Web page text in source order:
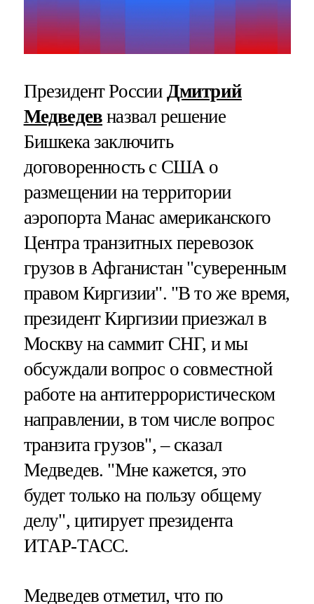
Президент России Дмитрий
Медведев назвал решение
Бишкека заключить
договоренность с США о
размещении на территории
аэропорта Манас американского
Центра транзитных перевозок
грузов в Афганистан "суверенным
правом Киргизии". "В то же время,
президент Киргизии приезжал в
Москву на саммит СНГ, и мы
обсуждали вопрос о совместной
работе на антитеррористическом
направлении, в том числе вопрос
транзита грузов", – сказал
Медведев. "Мне кажется, это
будет только на пользу общему
делу", цитирует президента
ИТАР-ТАСС.
Медведев отметил, что по